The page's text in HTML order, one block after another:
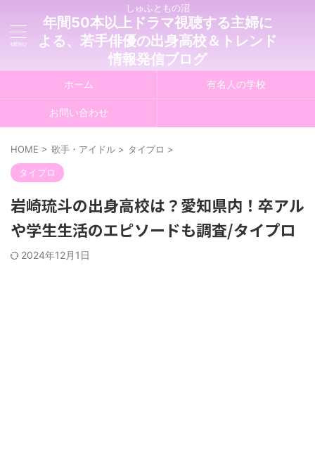
しゅふともの沼
年間50本以上ドラマ視聴する主婦に
よる、若手俳優の出身高校＆トレンド
情報発信ブログ
ホーム 有名人の学校
お問い合わせ
HOME > 歌手・アイドル > タイプロ >
タイプロ
岩崎琉斗の出身高校は？愛知県内！卒アル
や学生生活のエピソードも調査/タイプロ
2024年12月1日